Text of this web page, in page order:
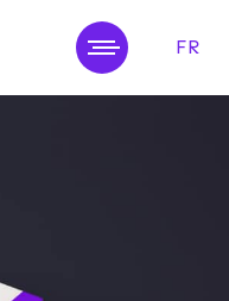
FR